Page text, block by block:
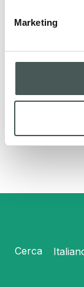
Marketing
La nostra
materiali
Cerca